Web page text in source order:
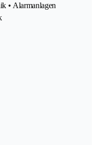
• Alarmanlagen